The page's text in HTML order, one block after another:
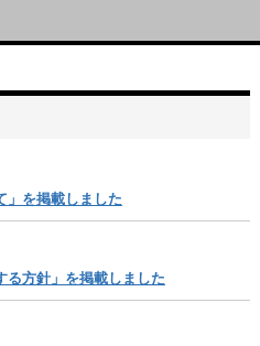
」を掲載しました
る方針」を掲載しました